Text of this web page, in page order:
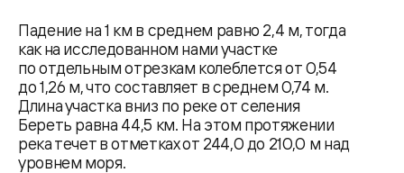
Падение на 1 км в среднем равно 2,4 м, тогда
как на исследованном нами участке
по отдельным отрезкам колеблется от 0,54
до 1,26 м, что составляет в среднем 0,74 м.
Длина участка вниз по реке от селения
Береть равна 44,5 км. На этом протяжении
река течет в отметках от 244,0 до 210,0 м над
уровнем моря.